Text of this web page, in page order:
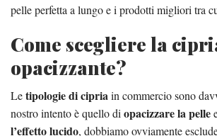
pelle perfetta a lungo e i prodotti migliori tra
Come scegliere la
opacizzante?
Letipologie di cipriain commercio sono
nostro intento è quello di opacizzare la pelle
l’effetto lucido, dobbiamo ovviamente